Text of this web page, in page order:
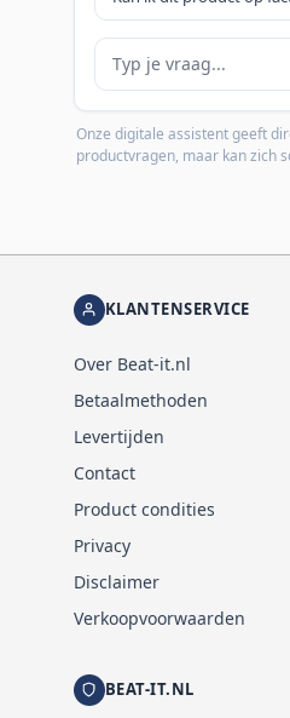
Je vraag
Onze digitale assistent geeft
productvragen, maar kan zich
KLANTENSERVICE
Over Beat-it.nl
Betaalmethoden
Levertijden
Contact
Product condities
Privacy
Disclaimer
Verkoopvoorwaarden
BEAT-IT.NL